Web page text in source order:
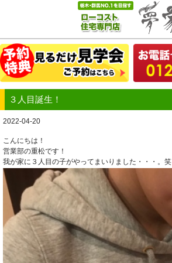
３人目誕生！
2022-04-20
こんにちは！
営業部の重松です！
我が家に３人目の子がやってまいりました・・・。笑